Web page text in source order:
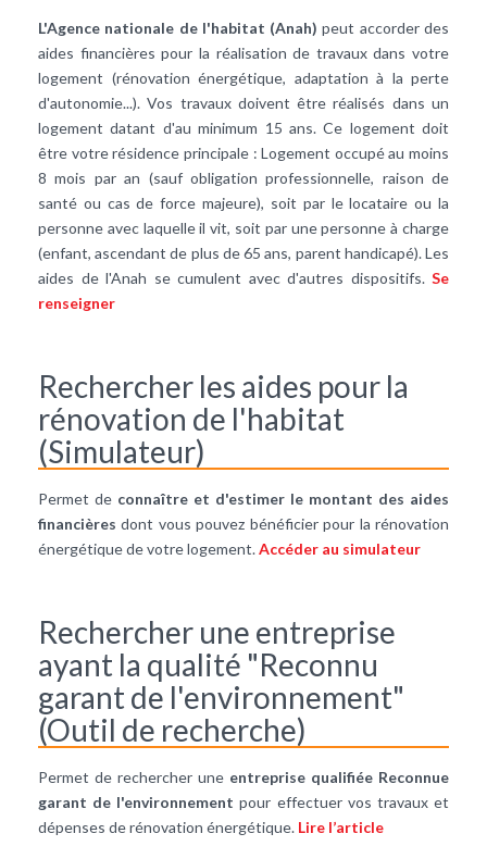
L'Agence nationale de l'habitat (Anah) peut accorder des
aides financières pour la réalisation de travaux dans votre
logement (rénovation énergétique, adaptation à la perte
d'autonomie...). Vos travaux doivent être réalisés dans un
logement datant d'au minimum 15 ans. Ce logement doit
être votre résidence principale : Logement occupé au moins
8 mois par an (sauf obligation professionnelle, raison de
santé ou cas de force majeure), soit par le locataire ou la
personne avec laquelle il vit, soit par une personne à charge
(enfant, ascendant de plus de 65 ans, parent handicapé). Les
aides de l'Anah se cumulent avec d'autres dispositifs. Se
renseigner
Rechercher les aides pour la
rénovation de l'habitat
(Simulateur)
Permet de connaître et d'estimer le montant des aides
financières dont vous pouvez bénéficier pour la rénovation
énergétique de votre logement.Accéder au simulateur
Rechercher une entreprise
ayant la qualité "Reconnu
garant de l'environnement"
(Outil de recherche)
Permet de rechercher une entreprise qualifiée Reconnue
garant de l'environnement pour effectuer vos travaux et
dépenses de rénovation énergétique. Lire l’article